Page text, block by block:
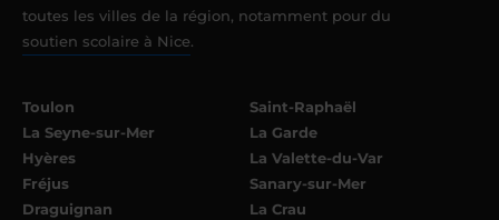
toutes les villes de la région, notamment pour du
soutien scolaire à Nice.
Toulon
La Seyne-sur-Mer
Hyères
Fréjus
Draguignan
Saint-Raphaël
La Garde
La Valette-du-Var
Sanary-sur-Mer
La Crau